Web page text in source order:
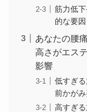
筋力低
的な要
あなたの腰
高さがエス
影響
低すぎ
前かが
高すぎ